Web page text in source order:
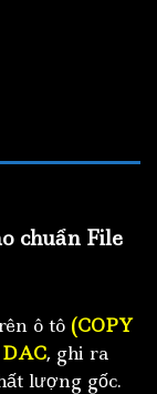
chuẩn File
ô tô (COPY
DAC, ghi ra
lượng gốc.